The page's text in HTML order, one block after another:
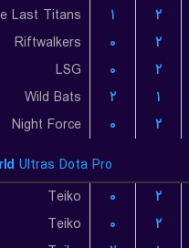
Last Titans
۱ ۲
Riftwalkers
۰ ۲
LSG
۰ ۲
Wild Bats
۲ ۱
Night Force
۰ ۲
Ultras Dota Pro
Teiko
۰ ۲
Teiko
۰ ۲